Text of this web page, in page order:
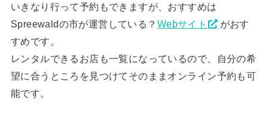
いきなり行って予約もできますが、おすすめは
Spreewaldの市が運営している？ Webサイト
がおす
すめです。
レンタルできるお店も一覧になっているので、自分の希
望に合うところを見つけてそのままオンライン予約も可
能です。